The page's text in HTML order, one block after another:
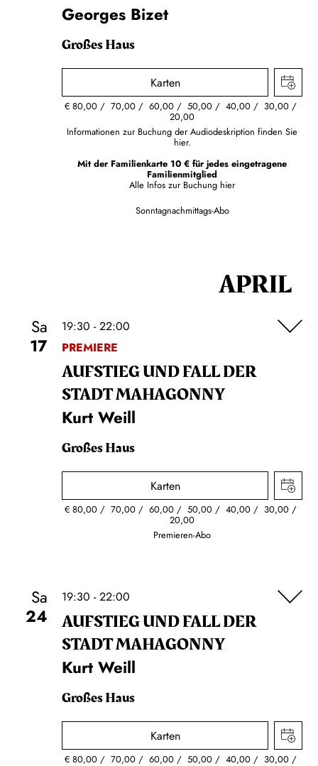
Georges Bizet
Großes Haus
Karten
€80,00 70,00 60,00 50,00 40,00 30,00
20,00
Informationen zur Buchung der Audiodeskription finden Sie
hier.
Mit der Familienkarte 10 € für jedes eingetragene
Familienmitglied
Alle Infos zur Buchung hier
Sonntagnachmittags-Abo
APRIL
Sa
17
19:30 - 22:00
PREMIERE
AUFSTIEG UND FALL DER
STADT MAHAGONNY
Kurt Weill
Großes Haus
Karten
€80,00 70,00 60,00 50,00 40,00 30,00
20,00
Premieren-Abo
Sa
24
19:30 - 22:00
AUFSTIEG UND FALL DER
STADT MAHAGONNY
Kurt Weill
Großes Haus
Karten
€80,00 70,00 60,00 50,00 40,00 30,00